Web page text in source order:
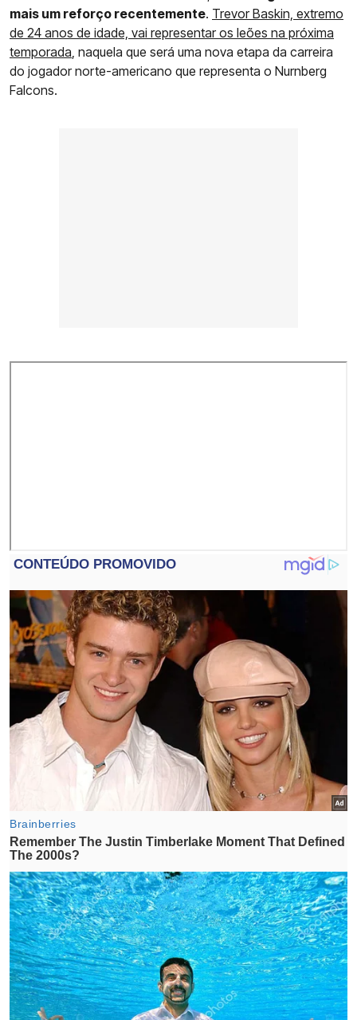
mais um reforço recentemente. Trevor Baskin, extremo
de 24 anos de idade, vai representar os leões na próxima
temporada , naquela que será uma nova etapa da carreira
do jogador norte-americano que representa o Nurnberg
Falcons.